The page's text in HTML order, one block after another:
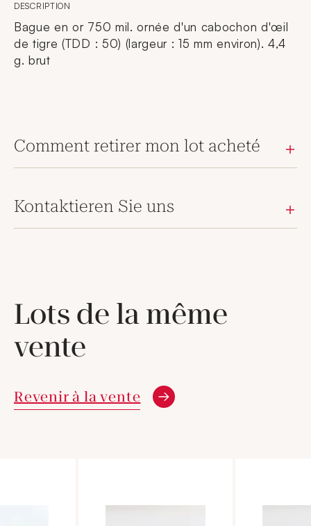
DESCRIPTION
Bague en or 750 mil. ornée d'un cabochon d'œil
de tigre (TDD : 50) (largeur : 15 mm environ). 4,4
g. brut
Comment retirer mon lot acheté
Kontaktieren Sie uns
Lots de la même
vente
Revenir à la vente